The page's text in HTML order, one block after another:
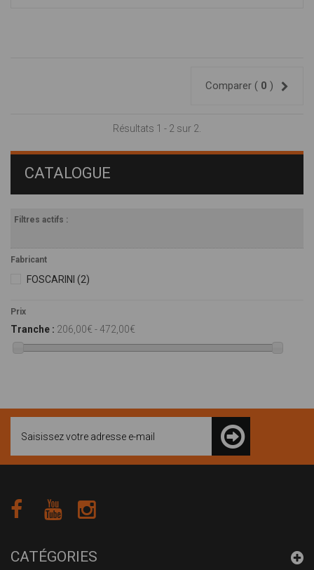
Comparer ( 0 )
Résultats 1 - 2 sur 2.
CATALOGUE
Filtres actifs :
Fabricant
FOSCARINI (2)
Prix
Tranche : 206,00€ - 472,00€
CATÉGORIES